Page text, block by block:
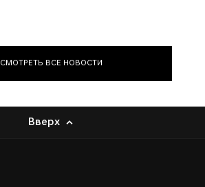
СМОТРЕТЬ ВСЕ НОВОСТИ
Вверх